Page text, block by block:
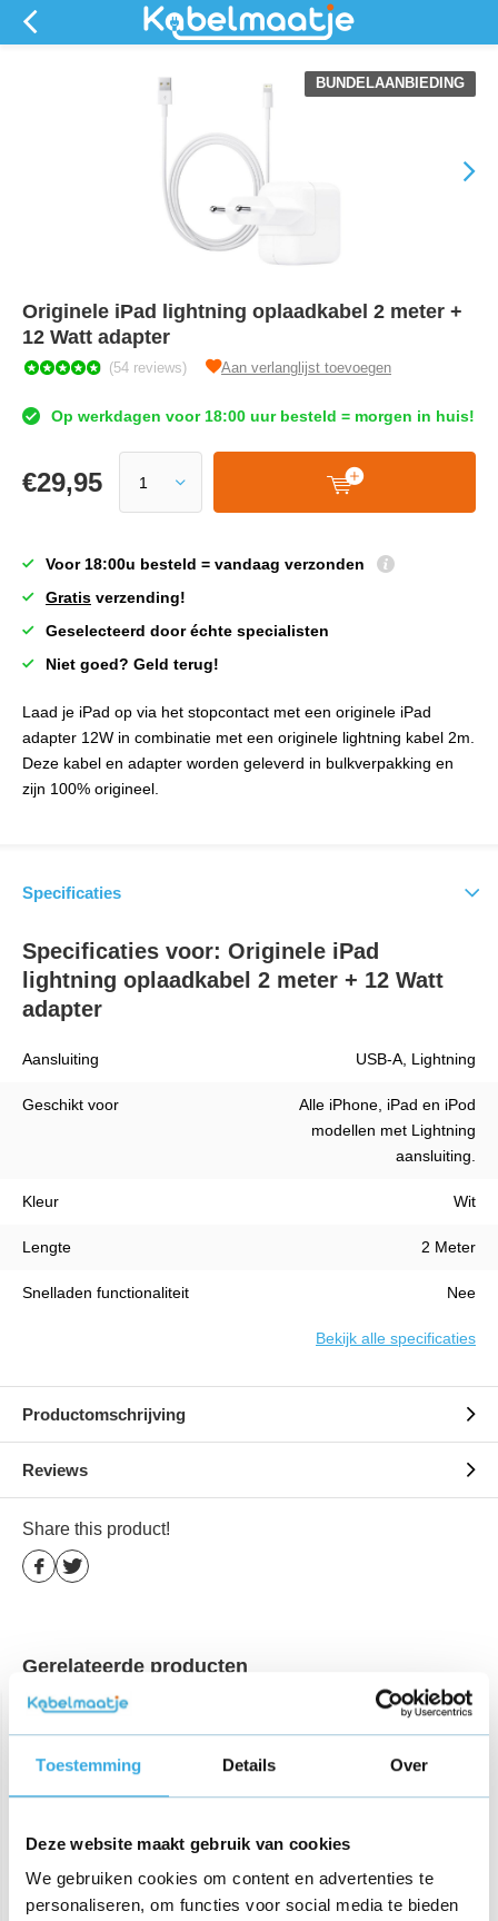
Toestemming Details Over
Deze website maakt gebruik van cookies
We gebruiken cookies om content en advertenties te
personaliseren, om functies voor social media te bieden
BUNDELAANBIEDING
Originele iPad lightning oplaadkabel 2 meter +
12 Watt adapter
(54 reviews) Aan verlanglijst toevoegen
Op werkdagen voor 18:00 uur besteld = morgen in huis!
€29,95
Voor 18:00u besteld = vandaag verzonden
Gratis verzending!
Geselecteerd door échte specialisten
Niet goed? Geld terug!
Laad je iPad op via het stopcontact met een originele iPad
adapter 12W in combinatie met een originele lightning kabel 2m.
Deze kabel en adapter worden geleverd in bulkverpakking en
zijn 100% origineel.
Specificaties
Specificaties voor: Originele iPad
lightning oplaadkabel 2 meter + 12 Watt
adapter
Aansluiting USB-A, Lightning
Geschikt voor
Alle iPhone, iPad en iPod
modellen met Lightning
aansluiting.
Kleur Wit
Lengte 2 Meter
Snelladen functionaliteit Nee
Bekijk alle specificaties
Productomschrijving
Reviews
Share this product!
Gerelateerde producten
Originele iPhone & iPad
kabel 2m
iPad adapter 12W